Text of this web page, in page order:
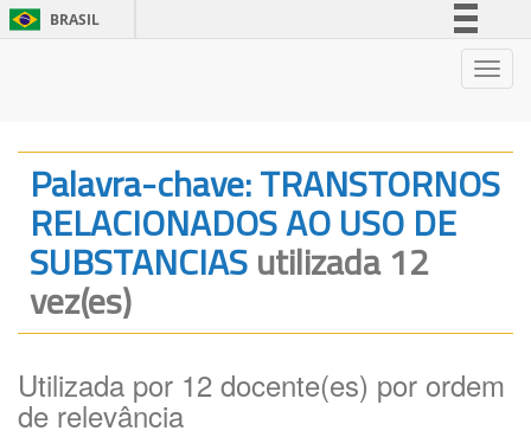
BRASIL
Legislação
Canais
Palavra-chave: TRANSTORNOS
RELACIONADOS AO USO DE
SUBSTANCIASutilizada 12
vez(es)
Utilizada por 12 docente(es) por ordem
de relevância